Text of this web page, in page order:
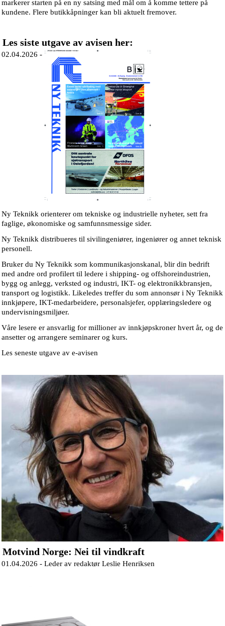
markerer starten på en ny satsing med mål om å komme tettere på
kundene. Flere butikkåpninger kan bli aktuelt fremover.
Les siste utgave av avisen her:
02.04.2026 -
Ny Teknikk orienterer om tekniske og industrielle nyheter, sett fra
faglige, økonomiske og samfunnsmessige sider.
Ny Teknikk distribueres til sivilingeniører, ingeniører og annet teknisk
personell.
Bruker du Ny Teknikk som kommunikasjonskanal, blir din bedrift
med andre ord profilert til ledere i shipping- og offshoreindustrien,
bygg og anlegg, verksted og industri, IKT- og elektronikkbransjen,
transport og logistikk. Likeledes treffer du som annonsør i Ny Teknikk
innkjøpere, IKT-medarbeidere, personalsjefer, opplæringsledere og
undervisningsmiljøer.
Våre lesere er ansvarlig for millioner av innkjøpskroner hvert år, og de
ansetter og arrangere seminarer og kurs.
Les seneste utgave av e-avisen
Motvind Norge: Nei til vindkraft
01.04.2026 - Leder av redaktør Leslie Henriksen